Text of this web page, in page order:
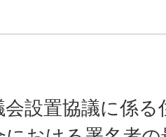
会設置協議に係る